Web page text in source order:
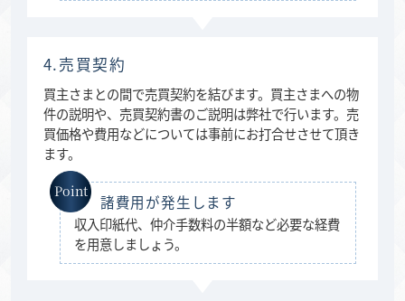
4.売買契約
買主さまとの間で売買契約を結びます。買主さまへの物
件の説明や、売買契約書のご説明は弊社で行います。売
買価格や費用などについては事前にお打合せさせて頂き
ます。
諸費用が発生します
収入印紙代、仲介手数料の半額など必要な経費
を用意しましょう。